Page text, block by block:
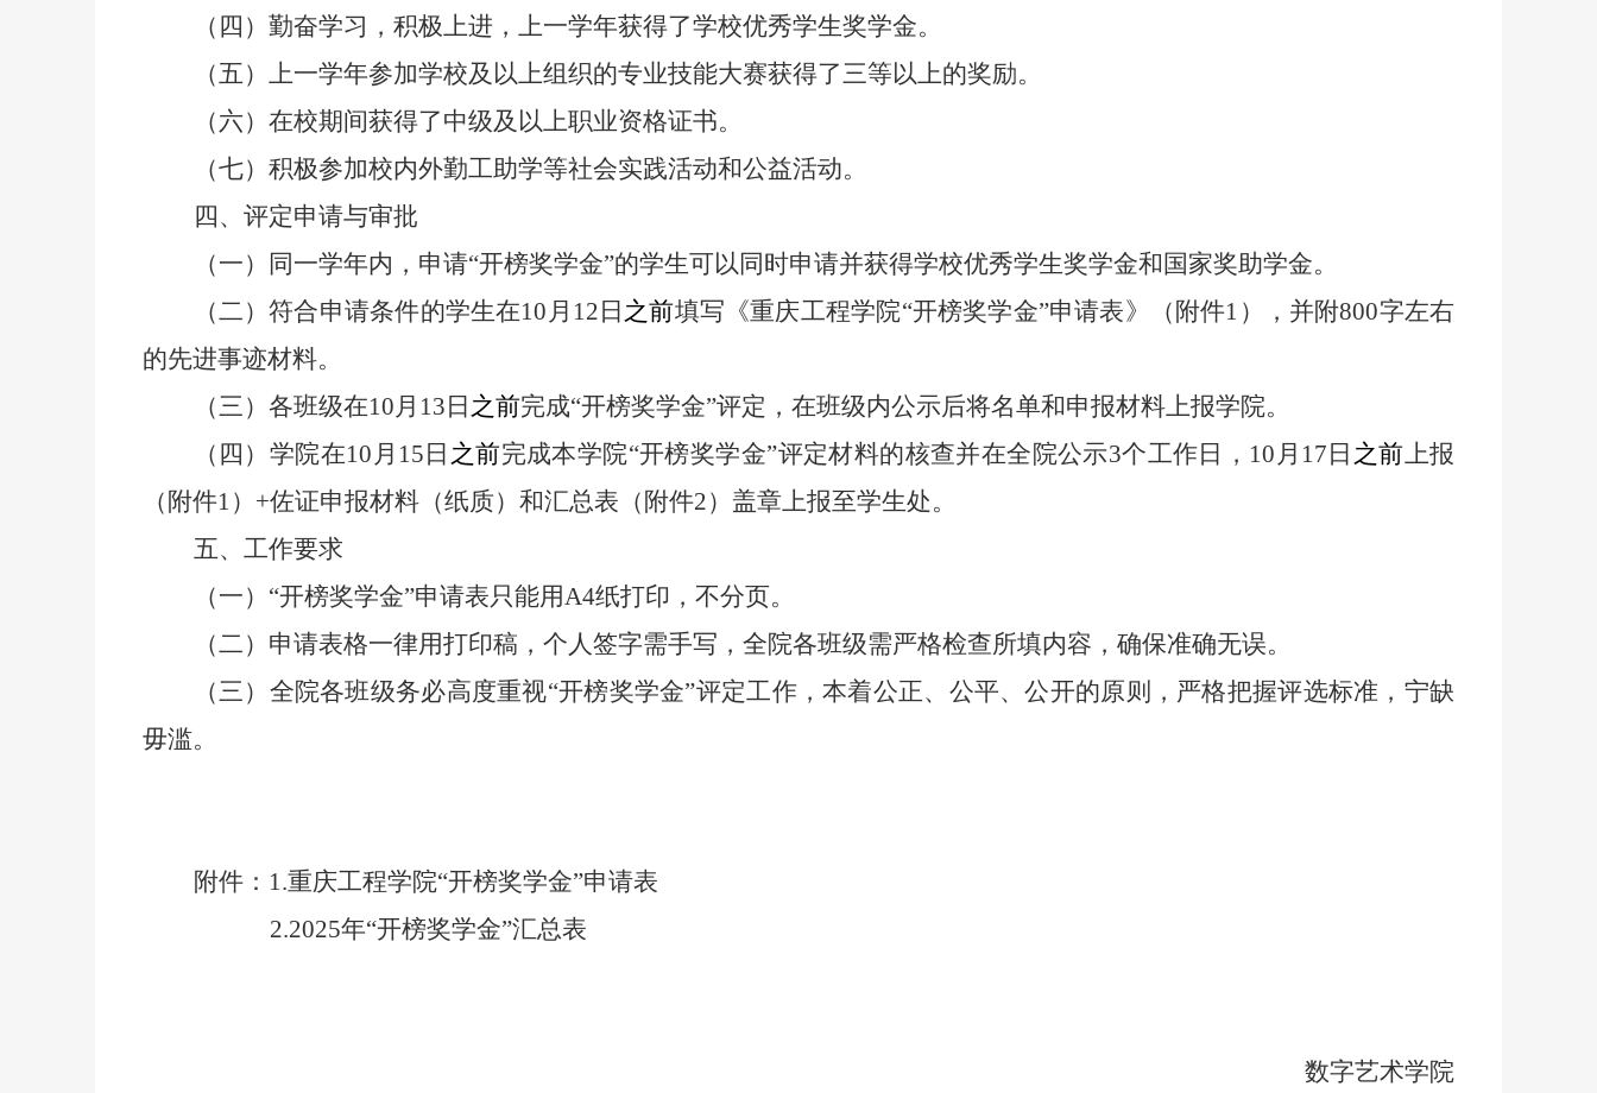
（四）勤奋学习，积极上进，上一学年获得了学校优秀学生奖学金。
（五）上一学年参加学校及以上组织的专业技能大赛获得了三等以上的奖励。
（六）在校期间获得了中级及以上职业资格证书。
（七）积极参加校内外勤工助学等社会实践活动和公益活动。
四、评定申请与审批
（一）同一学年内，申请“开榜奖学金”的学生可以同时申请并获得学校优秀学生奖学金和国家奖助学金。
（二）符合申请条件的学生在10 月 12 日 之前填写《重庆工程学院“开榜奖学金”申请表》（附件1 ），并附800字左右
的先进事迹材料。
（三）各班级在10月 13 日 之前完成“开榜奖学金”评定，在班级内公示后将名单和申报材料上报学院。
（四）学院在10 月 15 日 之前完成本学院“开榜奖学金”评定材料的核查并在全院公示3个工作日， 10 月 17 日 之前上报
（附件1） +佐证申报材料（纸质）和汇总表（附件2）盖章上报至学生处。
五、 工作要求
（一） “开榜奖学金”申请表只能用A4纸打印，不分页。
（二）申请表格一律用打印稿，个人签字需手写，全院各班级需严格检查所填内容，确保准确无误。
（三）全院各班级务必高度重视“开榜奖学金”评定工作，本着公正、公平、公开的原则，严格把握评选标准，宁缺
毋滥。
附件： 1.重庆工程学院“开榜奖学金”申请表
2.2025年“开榜奖学金”汇总表
数字艺术学院